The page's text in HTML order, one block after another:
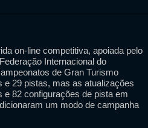
on-line competitiva, apoiada pelo
Internacional do
de Gran Turismo
e 29 pistas, mas as atualizações
82 configurações de pista em
um modo de campanha